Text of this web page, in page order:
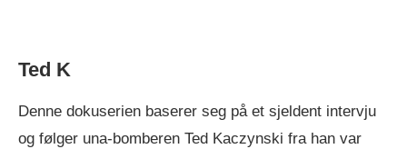
Ted K
Denne dokuserien baserer seg på et sjeldent intervju
og følger una-bomberen Ted Kaczynski fra han var